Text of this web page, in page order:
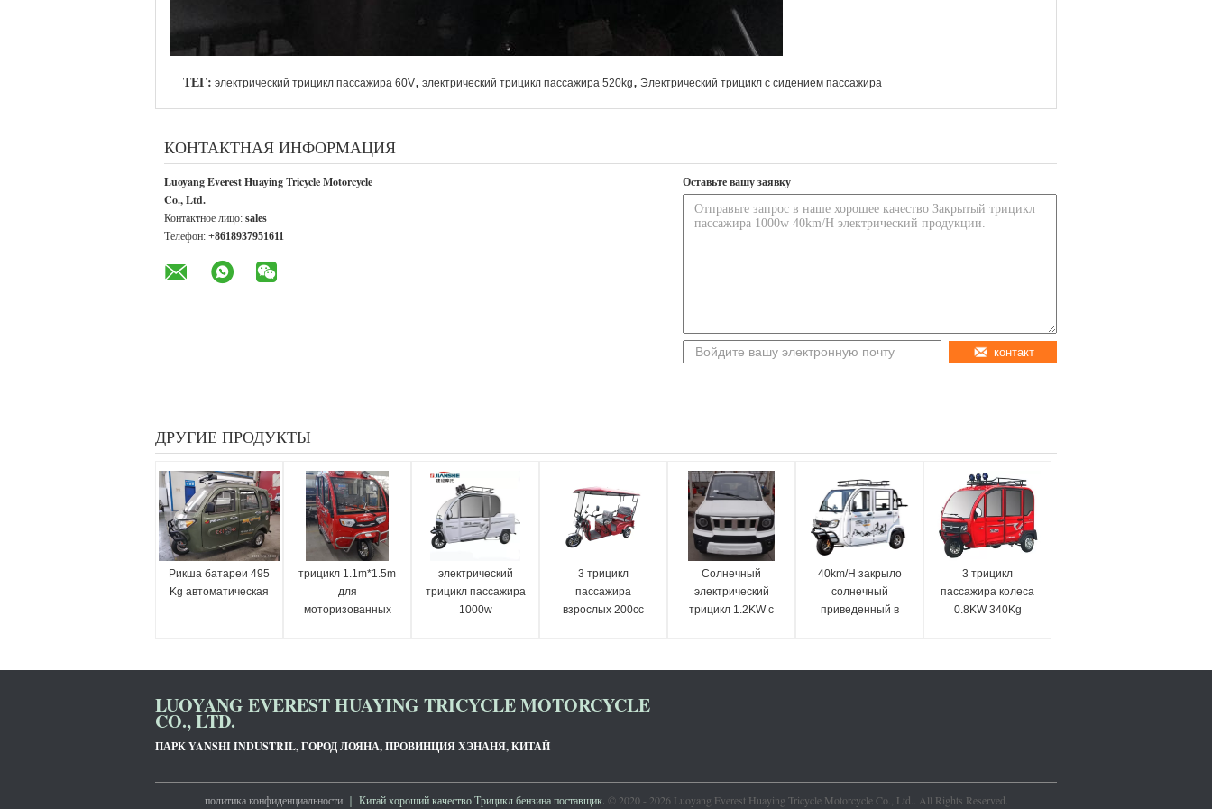
ТЕГ: электрический трицикл пассажира 60V, электрический трицикл пассажира 520kg, Электрический трицикл с сидением пассажира
КОНТАКТНАЯ ИНФОРМАЦИЯ
Luoyang Everest Huaying Tricycle Motorcycle
Co., Ltd.
Контактное лицо: sales
Телефон: +8618937951611
Оставьте вашу заявку
контакт
ДРУГИЕ ПРОДУКТЫ
Рикша батареи 495
Kg автоматическая
трицикл 1.1m*1.5m
для
моторизованных
электрический
трицикл пассажира
1000w
3 трицикл
пассажира
взрослых 200cc
Солнечный
электрический
трицикл 1.2KW с
40km/H закрыло
солнечный
приведенный в
3 трицикл
пассажира колеса
0.8KW 340Kg
LUOYANG EVEREST HUAYING TRICYCLE MOTORCYCLE
CO., LTD.
ПАРК YANSHI INDUSTRIL, ГОРОД ЛОЯНА, ПРОВИНЦИЯ ХЭНАНЯ, КИТАЙ
политика конфиденциальности｜ Китай хороший качество Трицикл бензина поставщик. © 2020 - 2026 Luoyang Everest Huaying Tricycle Motorcycle Co., Ltd.. All Rights Reserved.